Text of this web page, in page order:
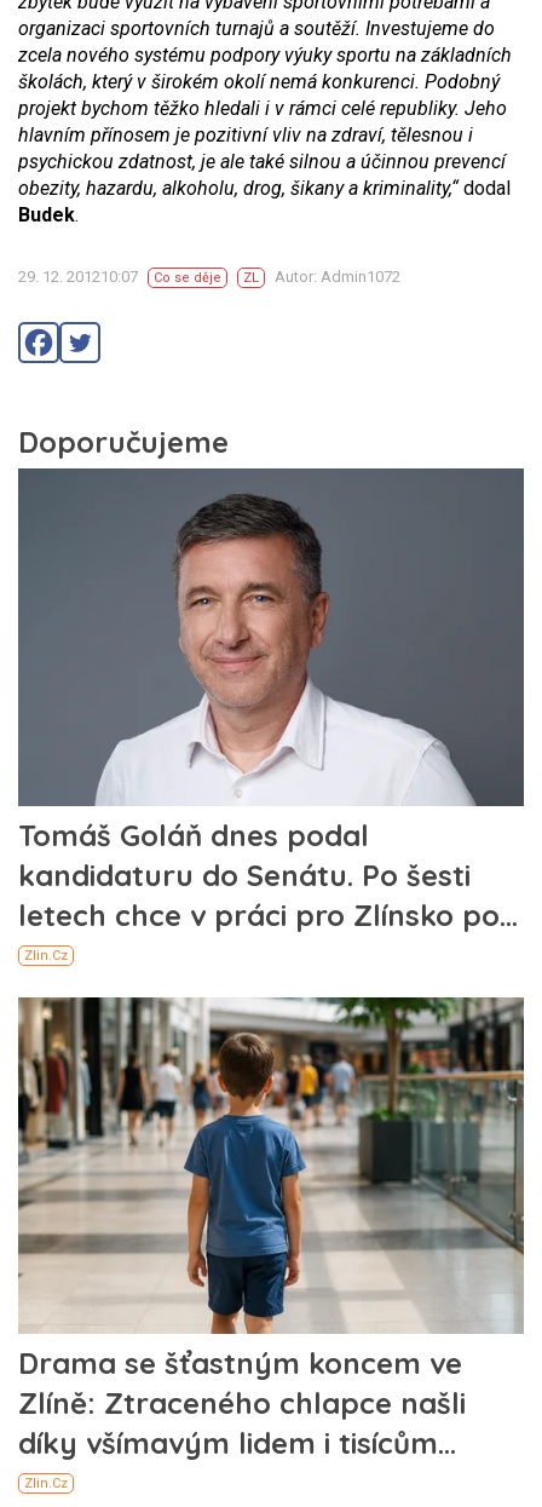
organizaci sportovních turnajů a soutěží. Investujeme do
zcela nového systému podpory výuky sportu na základních
školách, který v širokém okolí nemá konkurenci. Podobný
projekt bychom těžko hledali i v rámci celé republiky. Jeho
hlavním přínosem je pozitivní vliv na zdraví, tělesnou i
psychickou zdatnost, je ale také silnou a účinnou prevencí
obezity, hazardu, alkoholu, drog, šikany a kriminality,“dodal
Budek.
29. 12. 201210:07 Co se děje ZL Autor: Admin1072